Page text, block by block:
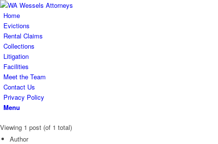
Home
Evictions
Rental Claims
Collections
Litigation
Facilities
Meet the Team
Contact Us
Privacy Policy
Menu
Viewing 1 post (of 1 total)
Author